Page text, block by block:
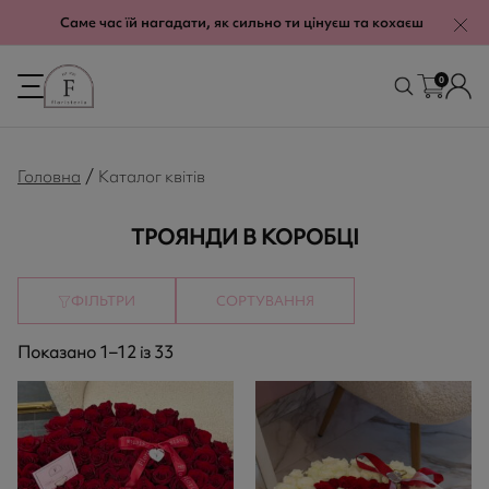
Саме час їй нагадати, як сильно ти цінуєш та кохаєш
0
Головна / Каталог квітів
ТРОЯНДИ В КОРОБЦІ
ФІЛЬТРИ СОРТУВАННЯ
Показано 1–12 із 33